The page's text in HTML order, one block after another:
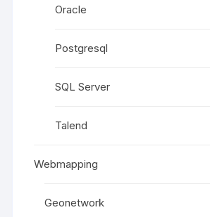
Oracle
Postgresql
SQL Server
Talend
Webmapping
Geonetwork